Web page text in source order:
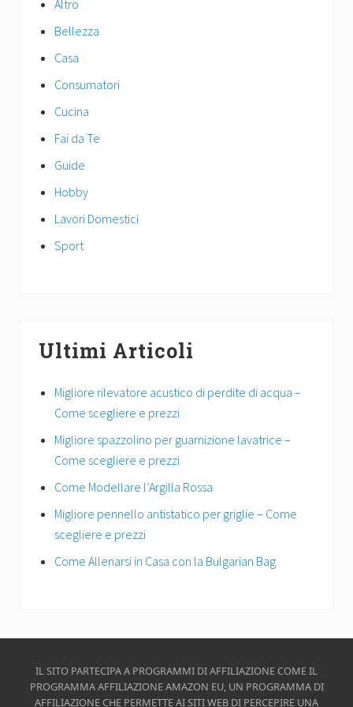
Altro
Bellezza
Casa
Consumatori
Cucina
Fai da Te
Guide
Hobby
Lavori Domestici
Sport
Ultimi Articoli
Migliore rilevatore acustico di perdite di acqua –
Come scegliere e prezzi
Migliore spazzolino per guarnizione lavatrice –
Come scegliere e prezzi
Come Modellare l’Argilla Rossa
Migliore pennello antistatico per griglie – Come
scegliere e prezzi
Come Allenarsi in Casa con la Bulgarian Bag
Site
Footer
IL SITO PARTECIPA A PROGRAMMI DI AFFILIAZIONE COME IL
PROGRAMMA AFFILIAZIONE AMAZON EU, UN PROGRAMMA DI
AFFILIAZIONE CHE PERMETTE AI SITI WEB DI PERCEPIRE UNA